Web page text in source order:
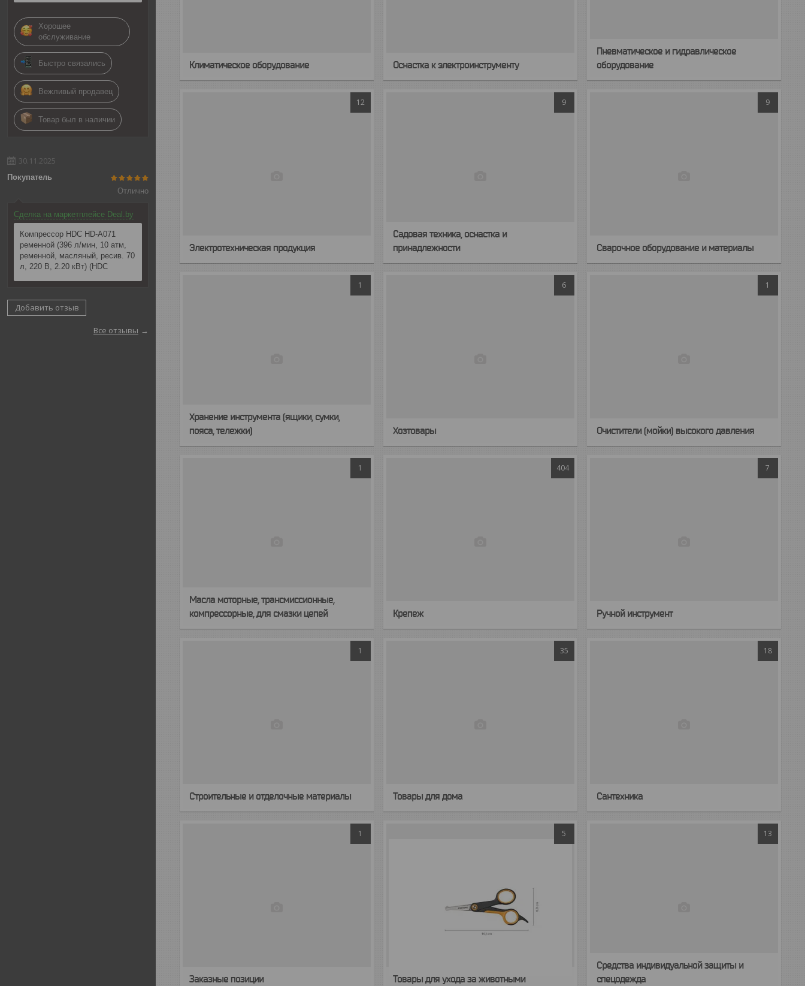
Хорошее
обслуживание
Быстро связались
Вежливый продавец
Товар был в наличии
30.11.2025
Покупатель
Отлично
Сделка на маркетплейсе Deal.by
Компрессор HDC HD-A071
ременной (396 л/мин, 10 атм,
ременной, масляный, ресив. 70
л, 220 В, 2.20 кВт) (HDC
Добавить отзыв
Все отзывы
Климатическое оборудование Оснастка к электроинструменту
Пневматическое и гидравлическое
оборудование
12
Электротехническая продукция
9
Садовая техника, оснастка и
принадлежности
9
Сварочное оборудование и материалы
1
Хранение инструмента (ящики, сумки,
пояса, тележки)
6
Хозтовары
1
Очистители (мойки) высокого давления
1
Масла моторные, трансмиссионные,
компрессорные, для смазки цепей
404
Крепеж
7
Ручной инструмент
1
Строительные и отделочные материалы
35
Товары для дома
18
Сантехника
1
Заказные позиции
5
Товары для ухода за животными
13
Средства индивидуальной защиты и
спецодежда